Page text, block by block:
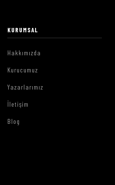
KURUMSAL
Hakkımızda
Kurucumuz
Yazarlarımız
İletişim
Blog